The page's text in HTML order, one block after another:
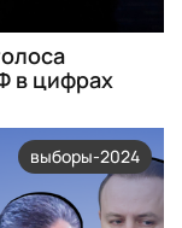
в цифрах
выборы-2024